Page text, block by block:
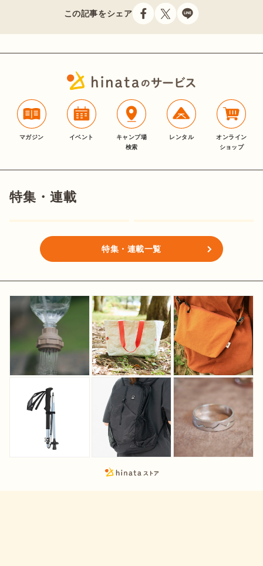
この記事をシェア
マガジン イベント
キャンプ場
検索
レンタル
オンライン
ショップ
特集・連載
特集・連載一覧